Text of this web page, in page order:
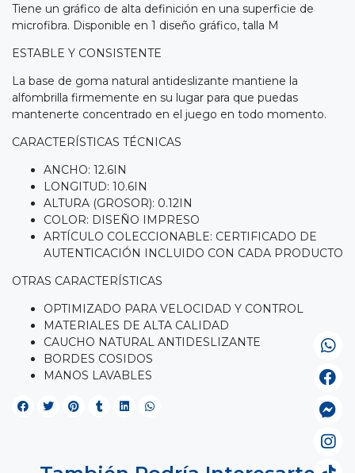
Tiene un gráfico de alta definición en una superficie de
microfibra. Disponible en 1 diseño gráfico, talla M
ESTABLE Y CONSISTENTE
La base de goma natural antideslizante mantiene la
alfombrilla firmemente en su lugar para que puedas
mantenerte concentrado en el juego en todo momento.
CARACTERÍSTICAS TÉCNICAS
ANCHO: 12.6IN
LONGITUD: 10.6IN
ALTURA (GROSOR): 0.12IN
COLOR: DISEÑO IMPRESO
ARTÍCULO COLECCIONABLE: CERTIFICADO DE
AUTENTICACIÓN INCLUIDO CON CADA PRODUCTO
OTRAS CARACTERÍSTICAS
OPTIMIZADO PARA VELOCIDAD Y CONTROL
MATERIALES DE ALTA CALIDAD
CAUCHO NATURAL ANTIDESLIZANTE
BORDES COSIDOS
MANOS LAVABLES